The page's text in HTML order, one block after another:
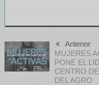
Anterior
MUJERES
PONE EL
CENTRO
DEL AGRO